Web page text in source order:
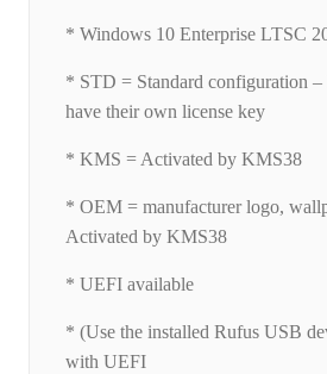
* Windows 10 Enterprise LTSC
* STD = Standard configuration –
have their own license key
* KMS = Activated by KMS38
* OEM = manufacturer logo,
Activated by KMS38
* UEFI available
* (Use the installed Rufus USB
with UEFI